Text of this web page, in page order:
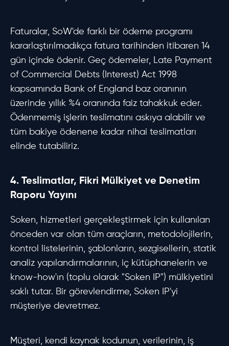
Faturalar, SoW'de farklı bir ödeme programı
kararlaştırılmadıkça fatura tarihinden itibaren 14
gün içinde ödenir. Geç ödemeler, Late Payment
of Commercial Debts (Interest) Act 1998
kapsamında Bank of England baz oranının
üzerinde yıllık %4 oranında faiz tahakkuk eder.
Ödenmemiş işlerin teslimatını askıya alabilir ve
tüm bakiye ödenene kadar nihai teslimatları
elinde tutabiliriz.
4. Teslimatlar, Fikri Mülkiyet ve Denetim
Raporu Yayını
Soken, hizmetleri gerçekleştirmek için kullanılan
önceden var olan tüm araçların, metodolojilerin,
kontrol listelerinin, şablonların, sezgisellerin, statik
analiz yapılandırmalarının, iç kütüphanelerin ve
know-how'ın (toplu olarak "Soken IP") mülkiyetini
saklı tutar. Bir görevlendirme, Soken IP'yi
müşteriye devretmez.
Müşteri, kendi kaynak kodunun, verilerinin, iş